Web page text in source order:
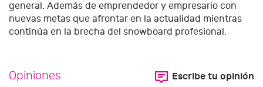
general. Además de emprendedor y empresario con
nuevas metas que afrontar en la actualidad mientras
continúa en la brecha del snowboard profesional.
Opiniones Escribe tu opinión